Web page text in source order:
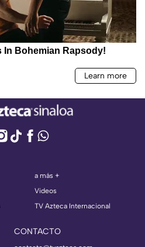
a más +
Videos
TV Azteca Internacional
CONTACTO